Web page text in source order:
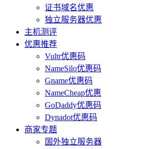
证书域名优惠
独立服务器优惠
主机测评
优惠推荐
Vultr优惠码
NameSilo优惠码
Gname优惠码
NameCheap优惠
GoDaddy优惠码
Dynadot优惠码
商家专题
国外独立服务器